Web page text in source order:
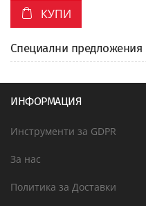
КУПИ
Специални предложения
ИНФОРМАЦИЯ
Инструменти за GDPR
За нас
Политика за Доставки